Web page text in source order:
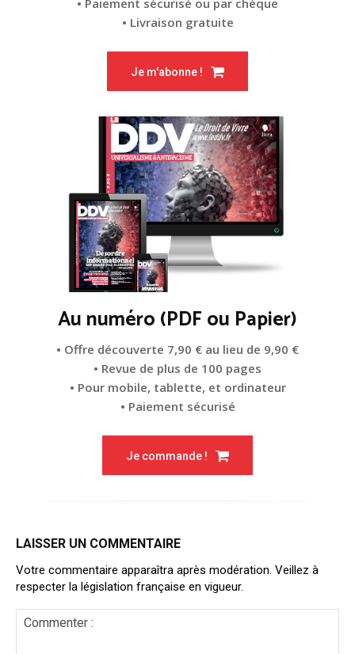
• Paiement sécurisé ou par chèque
• Livraison gratuite
Je m'abonne !
Au numéro (PDF ou Papier)
• Offre découverte 7,90 € au lieu de 9,90 €
• Revue de plus de 100 pages
• Pour mobile, tablette, et ordinateur
• Paiement sécurisé
Je commande !
LAISSER UN COMMENTAIRE
Votre commentaire apparaîtra après modération. Veillez à
respecter la législation française en vigueur.